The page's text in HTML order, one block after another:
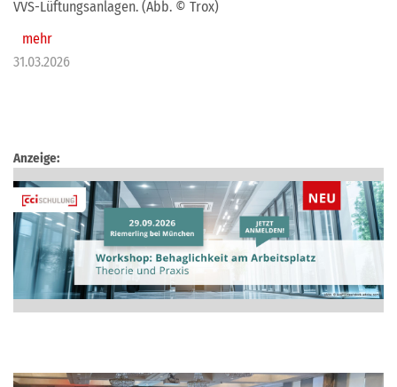
VVS-Lüftungsanlagen. (Abb. © Trox)
mehr
31.03.2026
Anzeige: